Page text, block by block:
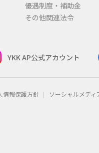
優遇制度・補助金
その他関連法令
YKK AP公式アカウント
情報保護方針 ソーシャルメデ